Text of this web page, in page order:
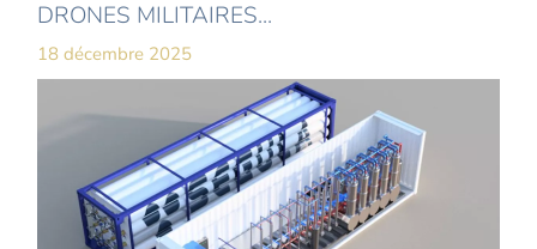
DRONES MILITAIRES...
18 décembre 2025